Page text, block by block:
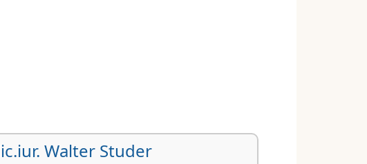
Walter Studer